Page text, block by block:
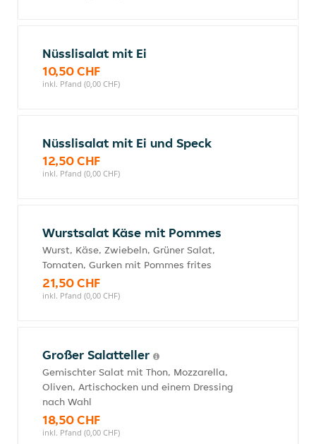
Nüsslisalat mit Ei
10,50 CHF
inkl. Pfand (0,00 CHF)
Nüsslisalat mit Ei und Speck
12,50 CHF
inkl. Pfand (0,00 CHF)
Wurstsalat Käse mit Pommes
Wurst, Käse, Zwiebeln, Grüner Salat,
Tomaten, Gurken mit Pommes frites
21,50 CHF
inkl. Pfand (0,00 CHF)
Großer Salatteller
Gemischter Salat mit Thon, Mozzarella,
Oliven, Artischocken und einem Dressing
nach Wahl
18,50 CHF
inkl. Pfand (0,00 CHF)